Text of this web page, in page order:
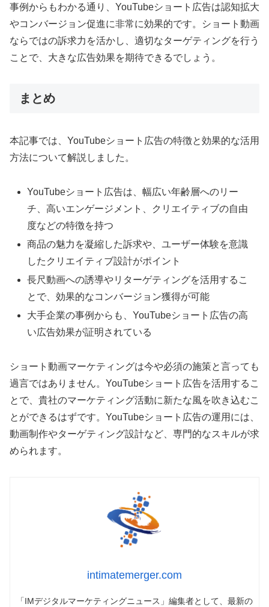
事例からもわかる通り、YouTubeショート広告は認知拡大
やコンバージョン促進に非常に効果的です。ショート動画
ならではの訴求力を活かし、適切なターゲティングを行う
ことで、大きな広告効果を期待できるでしょう。
まとめ
本記事では、YouTubeショート広告の特徴と効果的な活用
方法について解説しました。
YouTubeショート広告は、幅広い年齢層へのリー
チ、高いエンゲージメント、クリエイティブの自由
度などの特徴を持つ
商品の魅力を凝縮した訴求や、ユーザー体験を意識
したクリエイティブ設計がポイント
長尺動画への誘導やリターゲティングを活用するこ
とで、効果的なコンバージョン獲得が可能
大手企業の事例からも、YouTubeショート広告の高
い広告効果が証明されている
ショート動画マーケティングは今や必須の施策と言っても
過言ではありません。YouTubeショート広告を活用するこ
とで、貴社のマーケティング活動に新たな風を吹き込むこ
とができるはずです。YouTubeショート広告の運用には、
動画制作やターゲティング設計など、専門的なスキルが求
められます。
intimatemerger.com
「IMデジタルマーケティングニュース」編集者として、最新の